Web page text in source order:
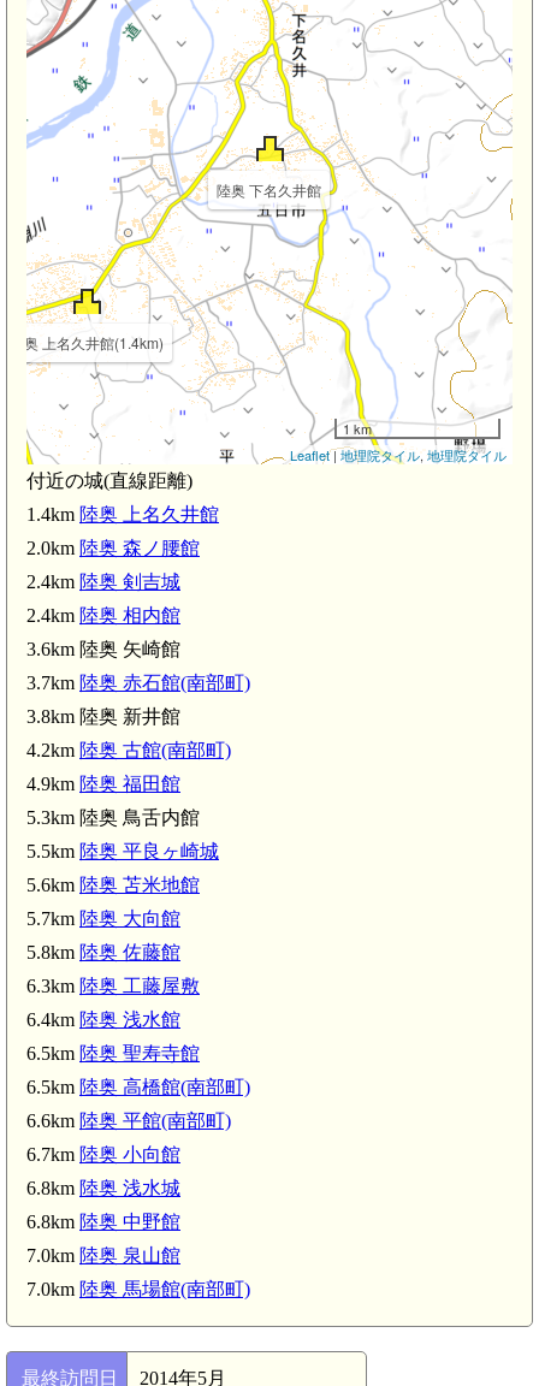
陸奥 下名久井館
陸奥 上名久井館(1.4km)
陸奥 新井館(3.8km)
1 km
Leaflet|地理院タイル, 地理院タイル
付近の城(直線距離)
1.4km 陸奥 上名久井館
2.0km 陸奥 森ノ腰館
2.4km 陸奥 剣吉城
2.4km 陸奥 相内館
3.6km 陸奥 矢崎館
3.7km 陸奥 赤石館(南部町)
3.8km 陸奥 新井館
4.2km 陸奥 古館(南部町)
4.9km 陸奥 福田館
5.3km 陸奥 鳥舌内館
5.5km 陸奥 平良ヶ崎城
5.6km 陸奥 苫米地館
5.7km 陸奥 大向館
5.8km 陸奥 佐藤館
6.3km 陸奥 工藤屋敷
6.4km 陸奥 浅水館
6.5km 陸奥 聖寿寺館
6.5km 陸奥 高橋館(南部町)
6.6km 陸奥 平館(南部町)
6.7km 陸奥 小向館
6.8km 陸奥 浅水城
6.8km 陸奥 中野館
7.0km 陸奥 泉山館
7.0km 陸奥 馬場館(南部町)
最終訪問日 2014年5月